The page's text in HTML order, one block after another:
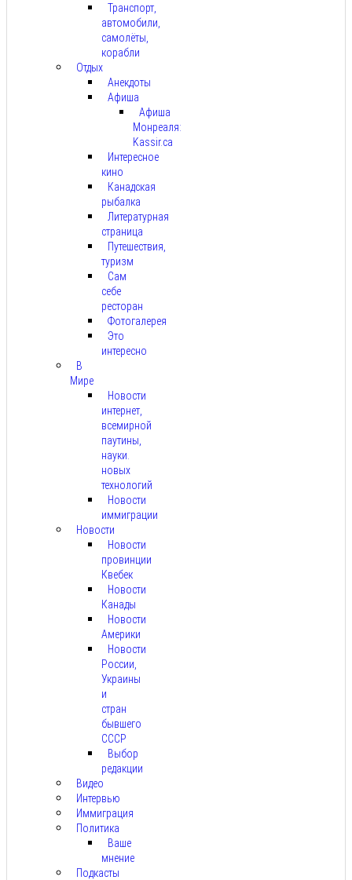
Транспорт,
автомобили,
самолёты,
корабли
Отдых
Анекдоты
Афиша
Афиша
Монреаля:
Kassir.ca
Интересное
кино
Канадская
рыбалка
Литературная
страница
Путешествия,
туризм
Сам
себе
ресторан
Фотогалерея
Это
интересно
В
Мире
Новости
интернет,
всемирной
паутины,
науки.
новых
технологий
Новости
иммиграции
Новости
Новости
провинции
Квебек
Новости
Канады
Новости
Америки
Новости
России,
Украины
и
стран
бывшего
СССР
Выбор
редакции
Видео
Интервью
Иммиграция
Политика
Ваше
мнение
Подкасты